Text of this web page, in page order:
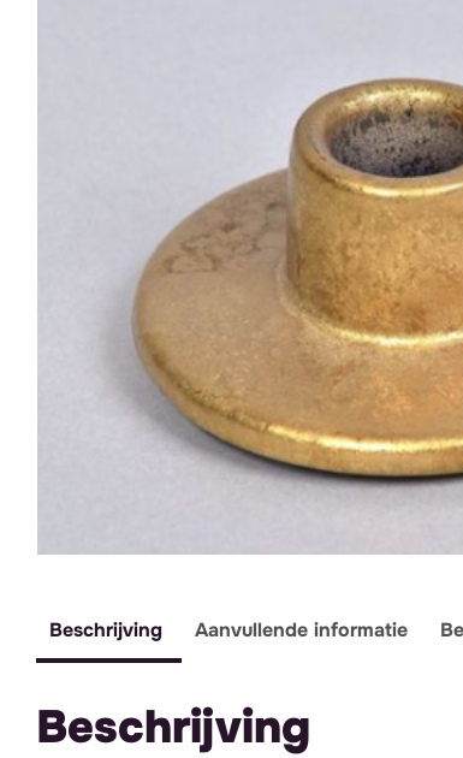
Beschrijving Aanvullende informatie
Beschrijving